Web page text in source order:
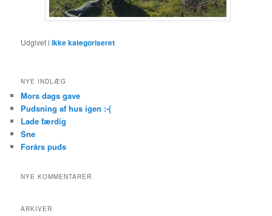
Udgivet i Ikke kategoriseret
NYE INDLÆG
Mors dags gave
Pudsning af hus igen :-(
Lade færdig
Sne
Forårs puds
NYE KOMMENTARER
ARKIVER